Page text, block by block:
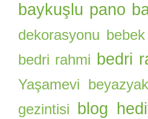
baykuşlu pano
dekorasyonu
bedri rahmi bedri
Yaşamevi
gezintisi
blog